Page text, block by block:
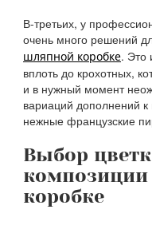
В-третьих, у
очень много решений
шляпной коробке. Это
вплоть до крохотных,
и в нужный момент
вариаций дополнений
нежные французские
Выбор
коробке